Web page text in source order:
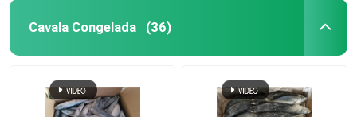
Cavala Congelada (36)